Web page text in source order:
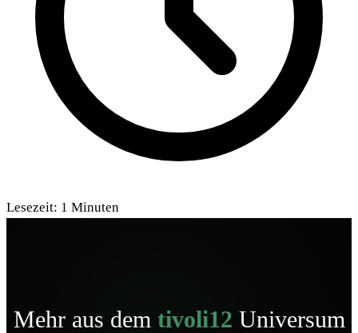
Lesezeit: 1 Minuten
Mehr aus dem tivoli12 Universum